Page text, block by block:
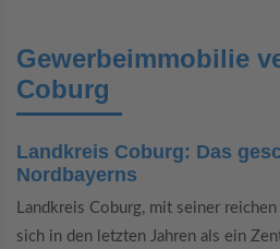
Gewerbeimmobilie
Coburg
Landkreis Coburg: Das
Nordbayerns
Landkreis Coburg, mit seiner
sich in den letzten Jahren als ein